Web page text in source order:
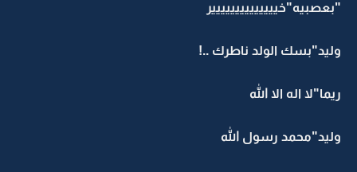
"بعصبيه"خيييييييييييييير
وليد"بسك الولد ناطرك ..!
ريما"لا اله الا الله
وليد"محمد رسول الله